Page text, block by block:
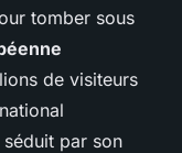
tomber sous
de visiteurs
par son